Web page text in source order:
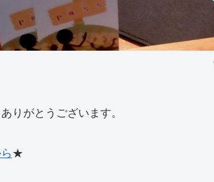
りがとうございます。
★